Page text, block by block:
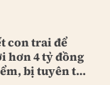
con trai để
hơn 4 tỷ đồng
bị tuyên tù